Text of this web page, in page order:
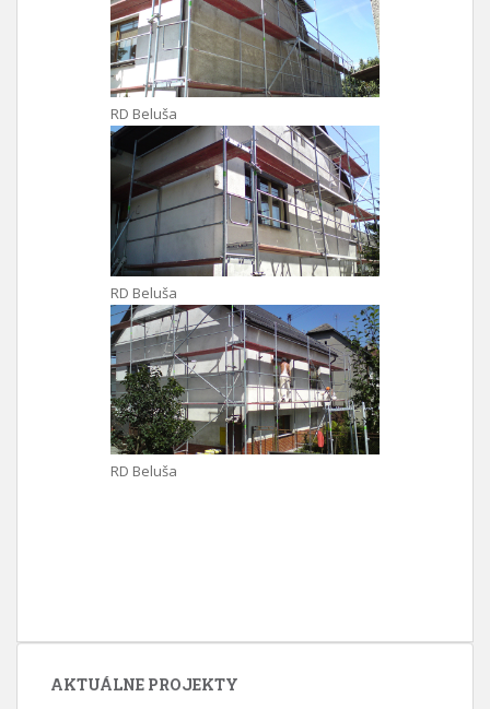
RD Beluša
RD Beluša
RD Beluša
AKTUÁLNE PROJEKTY